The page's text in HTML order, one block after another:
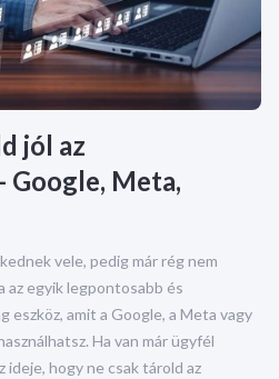
jól az
Meta,
vele, pedig már rég nem
egyik legpontosabb és
eszköz, amit a Google, a Meta vagy
Ha van már ügyfél
ideje, hogy ne csak tárold az